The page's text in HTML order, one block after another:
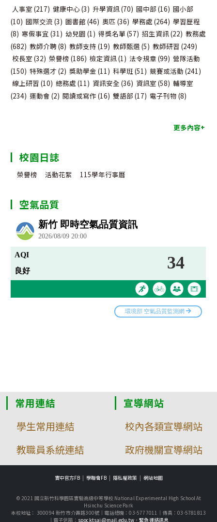
人事室 (217) 健康中心(3) 升學資訊(70) 國中部 (16) 國小部
(10) 國際交流 (3) 圖書館 (46) 奧匹 (36) 學務處 (264) 學習歷程
(8) 寒假事宜 (31) 幼兒園 (1) 得獎名單 (57) 招生資訊(22) 教務處
(682) 教師介聘(8) 教師支持 (19) 教師甄選 (5) 教師研習 (249)
校長室 (32) 榮譽榜 (186) 檢定資訊(1) 法令規章 (99) 營隊活動
(150) 特殊選才 (2) 獎助學金 (11) 科學班 (51) 競賽或活動 (241)
線上研習 (10) 總務處 (11) 資訊安全 (36) 資訊室 (58) 輔導室
(234) 運動會 (2) 閱讀或寫作 (16) 雙語部 (17) 電子刊物 (8)
更多內容+
校園日誌
榮譽榜 活動花絮 115學年行事曆
空氣品質
常用連結
學生常用連結
教職員系統連結
宣導網站
校內各類宣導網站
政府機關宣導網站
實中官方FB 學聯會FB 隱私權政策 網站地圖
© 2021 國立新竹科學園區實驗高級中等學校 National Experimental High School At
Hsinchu Science Park
本校地址： 300094 新竹市介壽路300號｜電話總機：03-5777011｜傳真：03-5781813
｜電子信箱： spocktsai@mail.edu.tw ，緊急連絡訊息